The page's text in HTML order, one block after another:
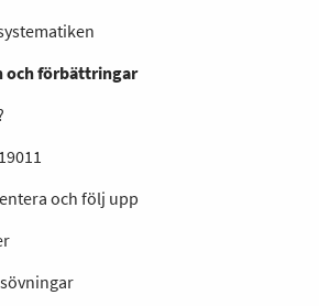
och förbättringar
och följ upp